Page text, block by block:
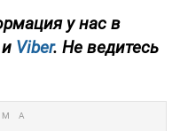
у нас в
Viber. Не ведитесь